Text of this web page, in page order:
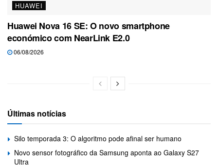
HUAWEI
Huawei Nova 16 SE: O novo smartphone
económico com NearLink E2.0
06/08/2026
Últimas notícias
Silo temporada 3: O algoritmo pode afinal ser humano
Novo sensor fotográfico da Samsung aponta ao Galaxy S27
Ultra